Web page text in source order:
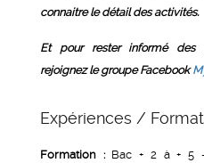
connaitre le détail des activités.
Et pour rester informé des
rejoignez le groupe Facebook
Expériences /
Formation : Bac + 2 à + 5